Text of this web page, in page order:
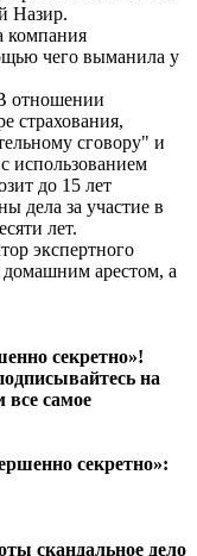
Назир.
компания
чего выманила у
отношении
страхования,
сговору" и
использованием
до 15 лет
дела за участие в
лет.
экспертного
арестом, а
секретно»!
на
все самое
секретно»:
скандальное дело